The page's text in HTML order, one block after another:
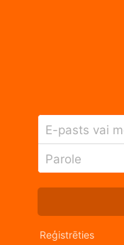
E-pasts vai
Parole
Reģistrēties